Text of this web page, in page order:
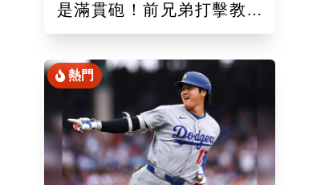
是滿貫砲！前兄弟打擊教練
締造美國女子職棒聯盟紀錄
熱門